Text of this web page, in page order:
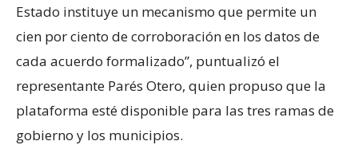
Estado instituye un mecanismo que permite un
cien por ciento de corroboración en los datos de
cada acuerdo formalizado”, puntualizó el
representante Parés Otero, quien propuso que la
plataforma esté disponible para las tres ramas de
gobierno y los municipios.